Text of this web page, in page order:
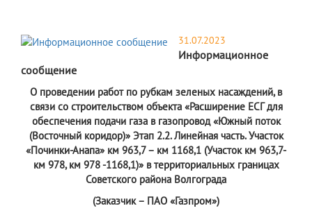
31.07.2023
Информационное
сообщение
О проведении работ по рубкам зеленых насаждений, в
связи со строительством объекта «Расширение ЕСГ для
обеспечения подачи газа в газопровод «Южный поток
(Восточный коридор)» Этап 2.2. Линейная часть. Участок
«Починки-Анапа» км 963,7 – км 1168,1 (Участок км 963,7-
км 978, км 978 -1168,1)» в территориальных границах
Советского района Волгограда
(Заказчик – ПАО «Газпром»)